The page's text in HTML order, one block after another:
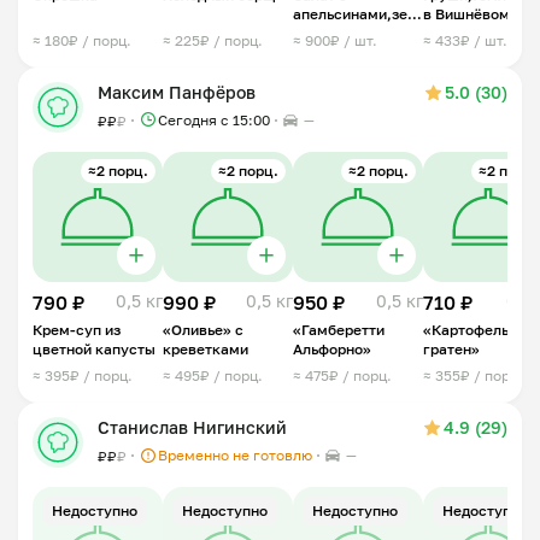
≈ 180₽ / порц. ≈ 225₽ / порц.
апельсинами,зеленью,мидиями
и пармезаном
≈ 900₽ / шт.
в Вишнёвом
ликере с козьим
≈ 433₽ / шт.
Максим Панфёров 5.0 (30)
₽₽₽ Сегодня с 15:00 —
≈2 порц.
790 ₽ 0,5 кг
Крем-суп из
цветной капусты
≈ 395₽ / порц.
≈2 порц.
990 ₽ 0,5 кг
«Оливье» с
креветками
≈ 495₽ / порц.
≈2 порц.
950 ₽ 0,5 кг
«Гамберетти
Альфорно»
≈ 475₽ / порц.
≈2 порц.
710 ₽
«Картофельный
гратен»
≈ 355₽ / порц.
Станислав Нигинский 4.9 (29)
₽₽₽ Временно не готовлю —
Недоступно Недоступно Недоступно Недоступно